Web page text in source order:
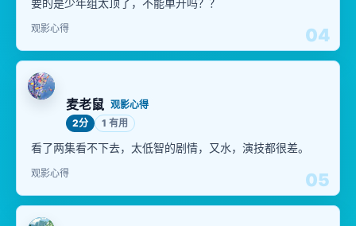
04
要的是少年组太顶了，不能单开吗？？
观影心得
05
麦老鼠 观影心得
2分
1 有用
看了两集看不下去，太低智的剧情，又水，演技都很差。
观影心得